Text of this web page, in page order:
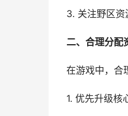
3. 关注野区资
二、合理分配
在游戏中，合
1. 优先升级核